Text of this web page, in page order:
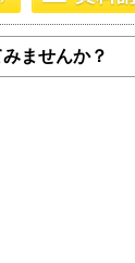
ませんか？
リアのマンション
リアの土地